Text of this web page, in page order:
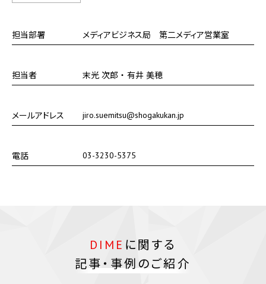
担当部署 メディアビジネス局 第二メディア営業室
担当者 末光 次郎 ・ 有井 美穂
メールアドレス jiro.suemitsu@shogakukan.jp
電話 03-3230-5375
DIME に関する
記事・事例のご紹介